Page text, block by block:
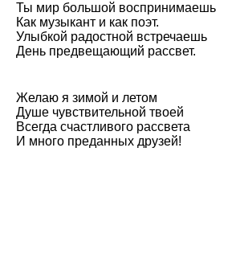
Ты мир большой воспринимаешь
Как музыкант и как поэт.
Улыбкой радостной встречаешь
День предвещающий рассвет.
Желаю я зимой и летом
Душе чувствительной твоей
Всегда счастливого рассвета
И много преданных друзей!